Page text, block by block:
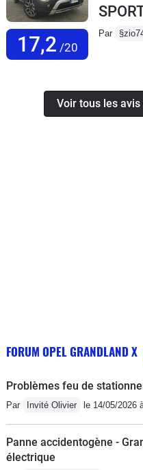
17,2 /20
Par
Voir tous les avis
FORUM OPEL GRANDLAND X
Problèmes feu de
Par Invité Olivier le 14/05/2026
Panne accidentogène -
électrique